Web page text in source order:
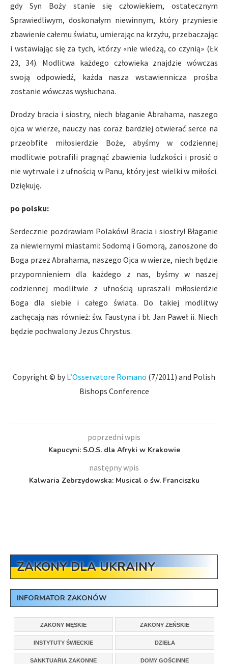
gdy Syn Boży stanie się człowiekiem, ostatecznym
Sprawiedliwym, doskonałym niewinnym, który przyniesie
zbawienie całemu światu, umierając na krzyżu, przebaczając
i wstawiając się za tych, którzy «nie wiedzą, co czynią» (Łk
23, 34). Modlitwa każdego człowieka znajdzie wówczas
swoją odpowiedź, każda nasza wstawiennicza prośba
zostanie wówczas wysłuchana.
Drodzy bracia i siostry, niech błaganie Abrahama, naszego
ojca w wierze, nauczy nas coraz bardziej otwierać serce na
przeobfite miłosierdzie Boże, abyśmy w codziennej
modlitwie potrafili pragnąć zbawienia ludzkości i prosić o
nie wytrwale i z ufnością w Panu, który jest wielki w miłości.
Dziękuję.
po polsku:
Serdecznie pozdrawiam Polaków! Bracia i siostry! Błaganie
za niewiernymi miastami: Sodomą i Gomorą, zanoszone do
Boga przez Abrahama, naszego Ojca w wierze, niech będzie
przypomnieniem dla każdego z nas, byśmy w naszej
codziennej modlitwie z ufnością upraszali miłosierdzie
Boga dla siebie i całego świata. Do takiej modlitwy
zachęcają nas również: św. Faustyna i bł. Jan Paweł ii. Niech
będzie pochwalony Jezus Chrystus.
Copyright © by L’Osservatore Romano (7/2011) and Polish
Bishops Conference
poprzedni wpis
Kapucyni: S.O.S. dla Afryki w Krakowie
następny wpis
Kalwaria Zebrzydowska: Musical o św. Franciszku
ZAKONY DLA UKRAINY
INFORMATOR ZAKONÓW
ZAKONY MĘSKIE ZAKONY ŻEŃSKIE
INSTYTUTY ŚWIECKIE DZIEŁA
SANKTUARIA ZAKONNE DOMY GOŚCINNE